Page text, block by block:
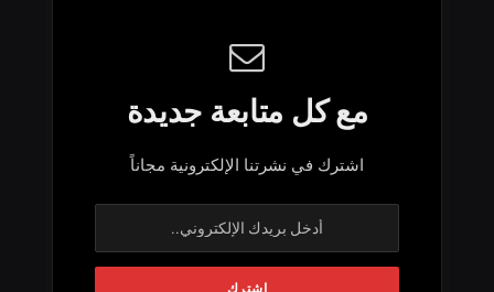
مع كل متابعة جديدة
اشترك في نشرتنا الإلكترونية مجاناً